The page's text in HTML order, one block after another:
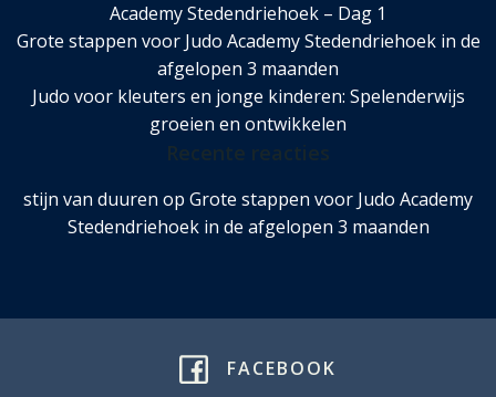
Academy Stedendriehoek – Dag 1
Grote stappen voor Judo Academy Stedendriehoek in de
afgelopen 3 maanden
Judo voor kleuters en jonge kinderen: Spelenderwijs
groeien en ontwikkelen
stijn van duuren op Grote stappen voor Judo Academy
Stedendriehoek in de afgelopen 3 maanden
FACEBOOK